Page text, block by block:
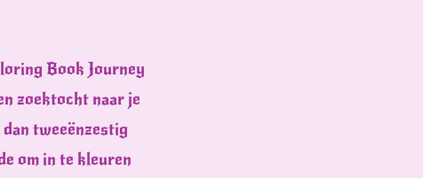
Book Journey
zoektocht naar je
tweeënzestig
om in te kleuren